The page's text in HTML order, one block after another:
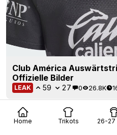
Home Trikots 26-27
Club América
Offizielle Bilder
LEAK 59 27 0 26.8K